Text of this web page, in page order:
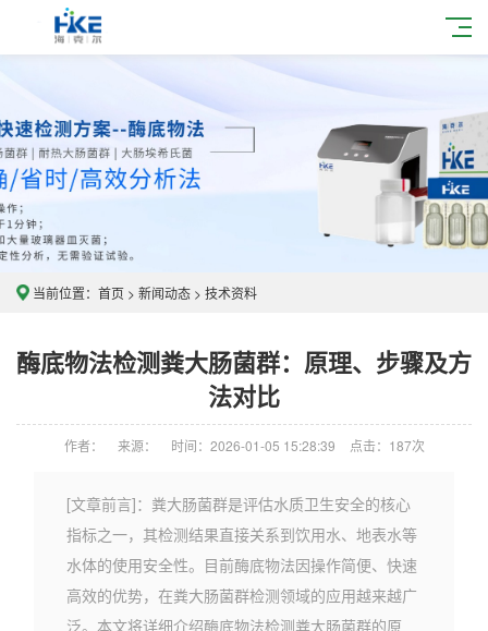
当前位置： 首页 > 新闻动态 > 技术资料
酶底物法检测粪大肠菌群：原理、步骤及方
法对比
作者： 来源： 时间：2026-01-05 15:28:39 点击： 187次
[文章前言]：粪大肠菌群是评估水质卫生安全的核心
指标之一，其检测结果直接关系到饮用水、地表水等
水体的使用安全性。目前酶底物法因操作简便、快速
高效的优势，在粪大肠菌群检测领域的应用越来越广
泛。本文将详细介绍酶底物法检测粪大肠菌群的原